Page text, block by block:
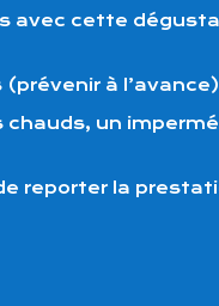
avec cette
à
un
reporter la